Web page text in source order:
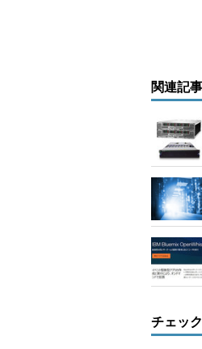
また、
ーバ向
Interface
を採用
きると
Power
の主記
ログラ
関連記事
チェッ